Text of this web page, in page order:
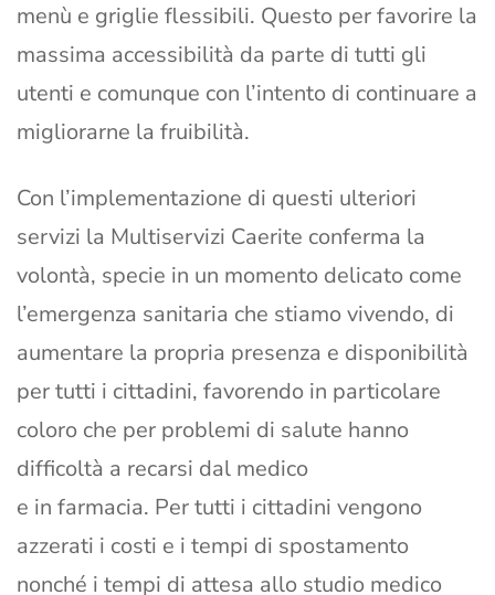
menù e griglie flessibili. Questo per favorire la
massima accessibilità da parte di tutti gli
utenti e comunque con l’intento di continuare a
migliorarne la fruibilità.
Con l’implementazione di questi ulteriori
servizi la Multiservizi Caerite conferma la
volontà, specie in un momento delicato come
l’emergenza sanitaria che stiamo vivendo, di
aumentare la propria presenza e disponibilità
per tutti i cittadini, favorendo in particolare
coloro che per problemi di salute hanno
difficoltà a recarsi dal medico
e in farmacia. Per tutti i cittadini vengono
azzerati i costi e i tempi di spostamento
nonché i tempi di attesa allo studio medico